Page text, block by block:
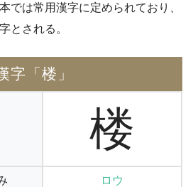
では常用漢字に定められており、
とされる。
字「楼」
楼
ロウ